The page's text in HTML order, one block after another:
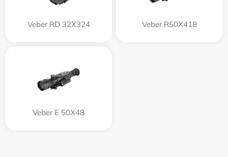
Veber RD 32X324 Veber R50X418
Veber E 50X48